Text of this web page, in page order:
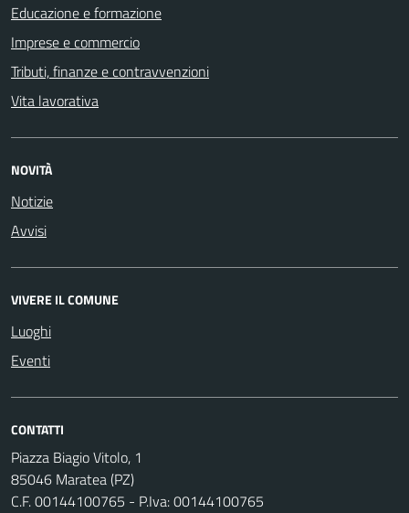
Educazione e formazione
Imprese e commercio
Tributi, finanze e contravvenzioni
Vita lavorativa
NOVITÀ
Notizie
Avvisi
VIVERE IL COMUNE
Luoghi
Eventi
CONTATTI
Piazza Biagio Vitolo, 1
85046 Maratea (PZ)
C.F. 00144100765 - P.Iva: 00144100765